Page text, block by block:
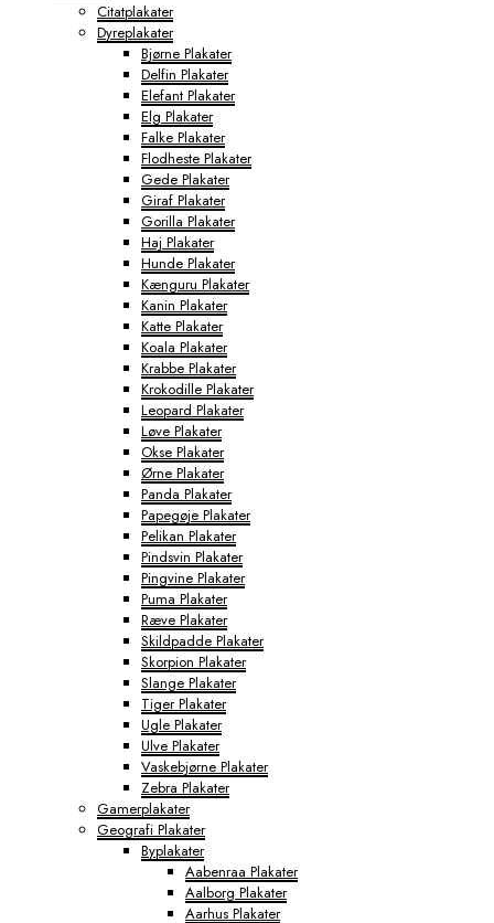
Citatplakater
Dyreplakater
Bjørne Plakater
Delfin Plakater
Elefant Plakater
Elg Plakater
Falke Plakater
Flodheste Plakater
Gede Plakater
Giraf Plakater
Gorilla Plakater
Haj Plakater
Hunde Plakater
Kænguru Plakater
Kanin Plakater
Katte Plakater
Koala Plakater
Krabbe Plakater
Krokodille Plakater
Leopard Plakater
Løve Plakater
Okse Plakater
Ørne Plakater
Panda Plakater
Papegøje Plakater
Pelikan Plakater
Pindsvin Plakater
Pingvine Plakater
Puma Plakater
Ræve Plakater
Skildpadde Plakater
Skorpion Plakater
Slange Plakater
Tiger Plakater
Ugle Plakater
Ulve Plakater
Vaskebjørne Plakater
Zebra Plakater
Gamerplakater
Geografi Plakater
Byplakater
Aabenraa Plakater
Aalborg Plakater
Aarhus Plakater